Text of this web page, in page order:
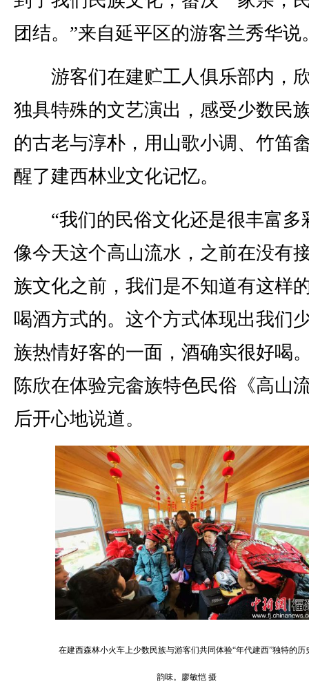
团结。”来自延平区的游客兰秀华说
游客们在建贮工人俱乐部内，
独具特殊的文艺演出，感受少数民
的古老与淳朴，用山歌小调、竹笛
醒了建西林业文化记忆。
“我们的民俗文化还是很丰富多
像今天这个高山流水，之前在没有
族文化之前，我们是不知道有这样
喝酒方式的。这个方式体现出我们
族热情好客的一面，酒确实很好喝
陈欣在体验完畲族特色民俗《高山
后开心地说道。
在建西森林小火车上少数民族与游客们共同体验“年代建西”独特的历
韵味。廖敏恺 摄